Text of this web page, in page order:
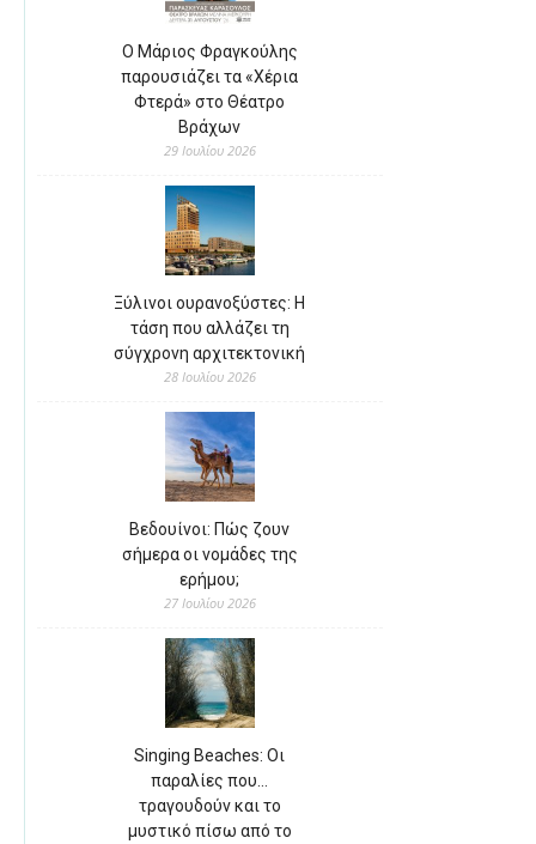
Ο Μάριος Φραγκούλης
παρουσιάζει τα «Χέρια
Φτερά» στο Θέατρο
Βράχων
29 Ιουλίου 2026
Ξύλινοι ουρανοξύστες: Η
τάση που αλλάζει τη
σύγχρονη αρχιτεκτονική
28 Ιουλίου 2026
Βεδουίνοι: Πώς ζουν
σήμερα οι νομάδες της
ερήμου;
27 Ιουλίου 2026
Singing Beaches: Οι
παραλίες που…
τραγουδούν και το
μυστικό πίσω από το